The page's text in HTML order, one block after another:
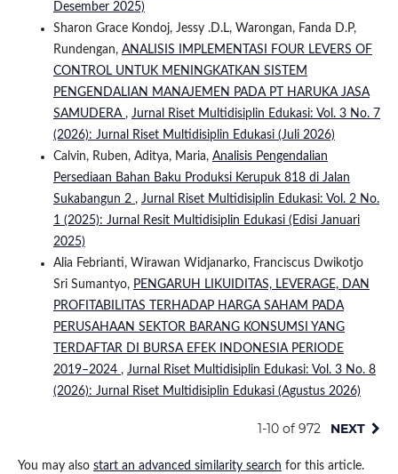
Desember 2025)
Sharon Grace Kondoj, Jessy .D.L, Warongan, Fanda D.P,
Rundengan, ANALISIS IMPLEMENTASI FOUR LEVERS OF
CONTROL UNTUK MENINGKATKAN SISTEM
PENGENDALIAN MANAJEMEN PADA PT HARUKA JASA
SAMUDERA , Jurnal Riset Multidisiplin Edukasi: Vol. 3 No. 7
(2026): Jurnal Riset Multidisiplin Edukasi (Juli 2026)
Calvin, Ruben, Aditya, Maria, Analisis Pengendalian
Persediaan Bahan Baku Produksi Kerupuk 818 di Jalan
Sukabangun 2 , Jurnal Riset Multidisiplin Edukasi: Vol. 2 No.
1 (2025): Jurnal Resit Multidisiplin Edukasi (Edisi Januari
2025)
Alia Febrianti, Wirawan Widjanarko, Franciscus Dwikotjo
Sri Sumantyo, PENGARUH LIKUIDITAS, LEVERAGE, DAN
PROFITABILITAS TERHADAP HARGA SAHAM PADA
PERUSAHAAN SEKTOR BARANG KONSUMSI YANG
TERDAFTAR DI BURSA EFEK INDONESIA PERIODE
2019–2024 , Jurnal Riset Multidisiplin Edukasi: Vol. 3 No. 8
(2026): Jurnal Riset Multidisiplin Edukasi (Agustus 2026)
1-10 of 972 NEXT
You may also start an advanced similarity search for this article.